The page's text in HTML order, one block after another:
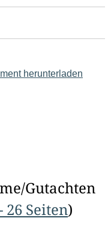
herunterladen
Gutachten
26 Seiten)